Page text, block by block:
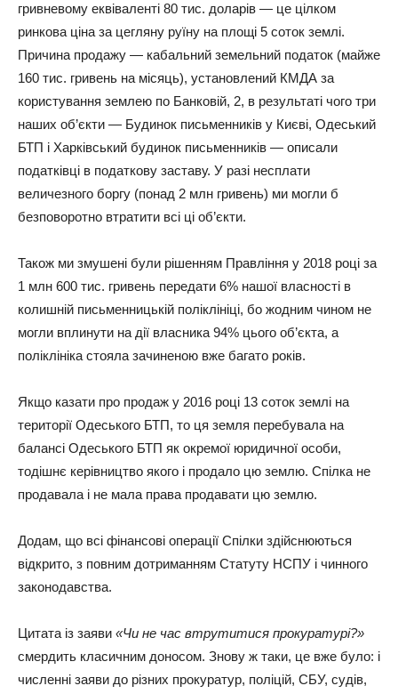
гривневому еквіваленті 80 тис. доларів — це цілком
ринкова ціна за цегляну руїну на площі 5 соток землі.
Причина продажу — кабальний земельний податок (майже
160 тис. гривень на місяць), установлений КМДА за
користування землею по Банковій, 2, в результаті чого три
наших об’єкти — Будинок письменників у Києві, Одеський
БТП і Харківський будинок письменників — описали
податківці в податкову заставу. У разі несплати
величезного боргу (понад 2 млн гривень) ми могли б
безповоротно втратити всі ці об’єкти.
Також ми змушені були рішенням Правління у 2018 році за
1 млн 600 тис. гривень передати 6% нашої власності в
колишній письменницькій поліклініці, бо жодним чином не
могли вплинути на дії власника 94% цього об’єкта, а
поліклініка стояла зачиненою вже багато років.
Якщо казати про продаж у 2016 році 13 соток землі на
території Одеського БТП, то ця земля перебувала на
балансі Одеського БТП як окремої юридичної особи,
тодішнє керівництво якого і продало цю землю. Спілка не
продавала і не мала права продавати цю землю.
Додам, що всі фінансові операції Спілки здійснюються
відкрито, з повним дотриманням Статуту НСПУ і чинного
законодавства.
Цитата із заяви «Чи не час втрутитися прокуратурі?»
смердить класичним доносом. Знову ж таки, це вже було: і
численні заяви до різних прокуратур, поліцій, СБУ, судів,